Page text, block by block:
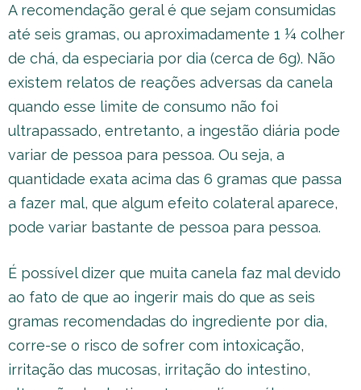
A recomendação geral é que sejam consumidas
até seis gramas, ou aproximadamente 1 ¼ colher
de chá, da especiaria por dia (cerca de 6g). Não
existem relatos de reações adversas da canela
quando esse limite de consumo não foi
ultrapassado, entretanto, a ingestão diária pode
variar de pessoa para pessoa. Ou seja, a
quantidade exata acima das 6 gramas que passa
a fazer mal, que algum efeito colateral aparece,
pode variar bastante de pessoa para pessoa.
É possível dizer que muita canela faz mal devido
ao fato de que ao ingerir mais do que as seis
gramas recomendadas do ingrediente por dia,
corre-se o risco de sofrer com intoxicação,
irritação das mucosas, irritação do intestino,